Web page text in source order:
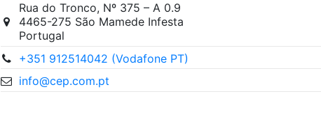
Rua do Tronco, Nº 375 – A 0.9
4465-275 São Mamede Infesta
Portugal
+351 912514042 (Vodafone PT)
info@cep.com.pt